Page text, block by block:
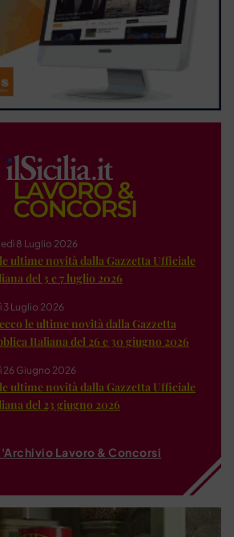
8 Luglio 2026
ultime novità dalla Gazzetta Ufficiale
del 3 e 7 luglio 2026
3 Luglio 2026
le ultime novità dalla Gazzetta
Italiana del 26 e 30 giugno 2026
26 Giugno 2026
ultime novità dalla Gazzetta Ufficiale
del 23 giugno 2026
Lavoro & Concorsi